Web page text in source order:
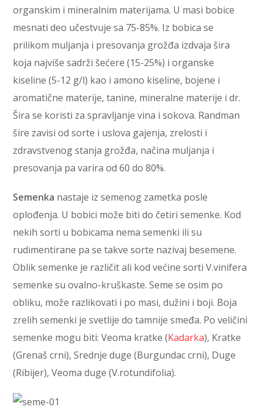
organskim i mineralnim materijama. U masi bobice
mesnati deo učestvuje sa 75-85%. Iz bobica se
prilikom muljanja i presovanja grožđa izdvaja šira
koja najviše sadrži šećere (15-25%) i organske
kiseline (5-12 g/l) kao i amono kiseline, bojene i
aromatične materije, tanine, mineralne materije i dr.
Šira se koristi za spravljanje vina i sokova. Randman
šire zavisi od sorte i uslova gajenja, zrelosti i
zdravstvenog stanja grožđa, načina muljanja i
presovanja pa varira od 60 do 80%.
Semenka nastaje iz semenog zametka posle
oplođenja. U bobici može biti do četiri semenke. Kod
nekih sorti u bobicama nema semenki ili su
rudimentirane pa se takve sorte nazivaj besemene.
Oblik semenke je različit ali kod većine sorti V.vinifera
semenke su ovalno-kruškaste. Seme se osim po
obliku, može razlikovati i po masi, dužini i boji. Boja
zrelih semenki je svetlije do tamnije smeđa. Po veličini
semenke mogu biti: Veoma kratke (Kadarka), Kratke
(Grenaš crni), Srednje duge (Burgundac crni), Duge
(Ribijer), Veoma duge (V.rotundifolia).